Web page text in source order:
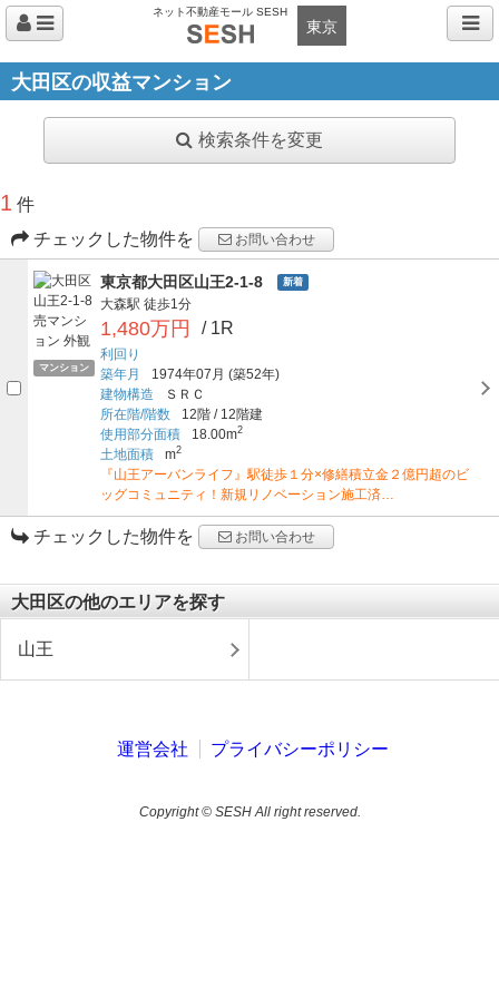
ネット不動産モール SESH
東京
大田区の収益マンション
検索条件を変更
1 件
チェックした物件を
お問い合わせ
マンション
東京都大田区山王2-1-8 新着
大森駅 徒歩1分
1,480万円 / 1R
利回り
築年月
1974年07月 (築52年)
建物構造
ＳＲＣ
所在階/階数
12階 /12階建
使用部分面積
18.00m2
土地面積 m2
『山王アーバンライフ』駅徒歩１分×修繕積立金２億円超のビ
ッグコミュニティ！新規リノベーション施工済…
チェックした物件を お問い合わせ
大田区の他のエリアを探す
山王
運営会社 プライバシーポリシー
Copyright © SESH All right reserved.